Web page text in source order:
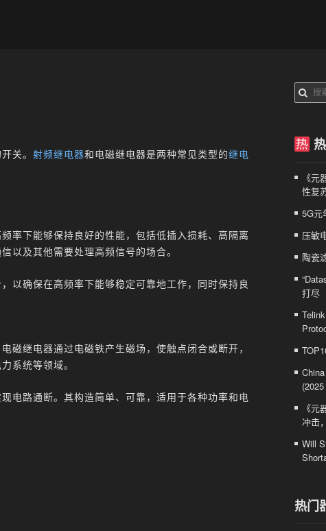
关。 射频继电器和电磁继电器是两种常见类型的继电
率下能够保持良好的性能，包括低插入损耗、高隔离
以及其他需要处理高频信号的场合。
以确保在高频率下能够稳定可靠地工作，同时保持良
磁继电器通过电磁铁产生磁场，使触点闭合或断开，
系统等领域。
电路通断。其构造简单、可靠，适用于各种功率和电
搜
索：
《
性复
5G元
压敏
陶瓷
打尽
《
冲击
Will
热门